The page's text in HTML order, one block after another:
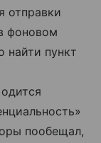
отправки
фоновом
найти пункт
пообещал,